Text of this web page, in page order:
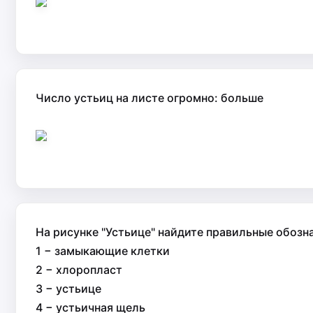
Число устьиц на листе огромно: больше
На рисунке "Устьице" найдите правильные
1 − замыкающие клетки
2 − хлоропласт
3 − устьице
4 − устьичная щель